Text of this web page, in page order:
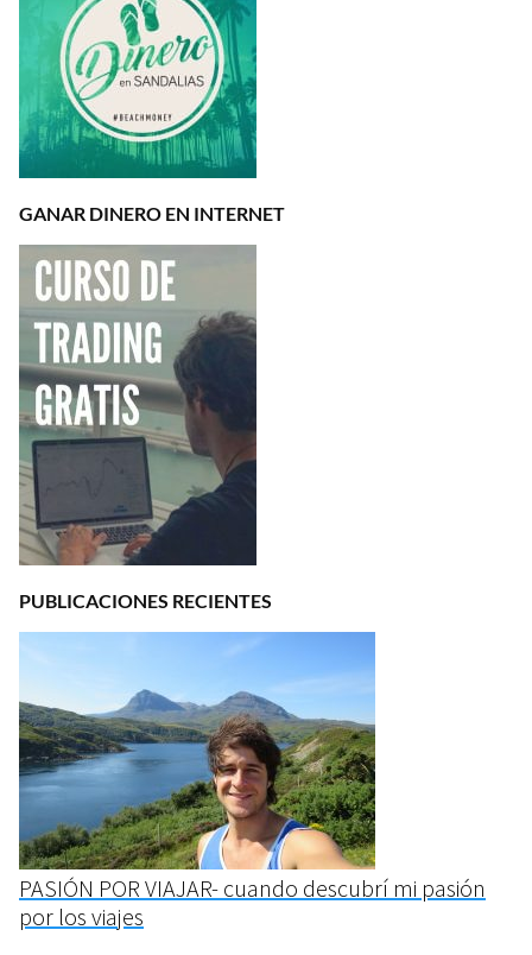
GANAR DINERO EN INTERNET
PUBLICACIONES RECIENTES
PASIÓN POR VIAJAR- cuando descubrí mi pasión
por los viajes